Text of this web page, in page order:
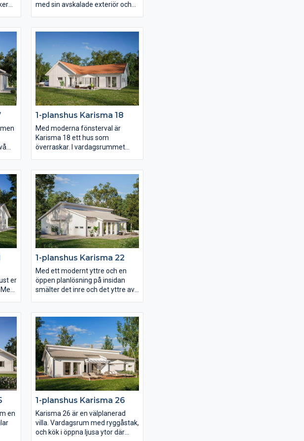
det
med sin avskalade exteriör och
huskroppen finns ett nära 19
kvm stort master bedroom med
eget badrum och om ni vill egen
terrassdörr. Kök och vardagsrum
utmärks av ljus och rymd som en
effekt av det höga snedtaket.
det
1-planshus Karisma 18
Med moderna fönsterval är
Karisma 18 ett hus som
överraskar. I vardagsrummet
genomgående i huset finns
fönster som löper ända ner till
golvet och på så sätt knyter ihop
utsidan med insidan. Köket är
stort och praktiskt och
föräldrasovrummet ett riktigt
lyxigt master bedroom.
er
1-planshus Karisma 22
Med ett modernt yttre och en
öppen planlösning på insidan
smälter det inre och det yttre av
rikligt med ljusinsläpp och ett
härligt öppet ryggåstak som
sträcker sig genom hela rummet.
Med entrén på gaveln och
mängder av fönsterpartier längs
ena långsidan är Karisma 22 ritat
för er med vacker utsikt över
skog och mark, vattendrag eller
varför inte en fantastiskt mysig
trädgård?
en
1-planshus Karisma 26
Karisma 26 är en välplanerad
villa. Vardagsrum med ryggåstak,
och kök i öppna ljusa ytor där